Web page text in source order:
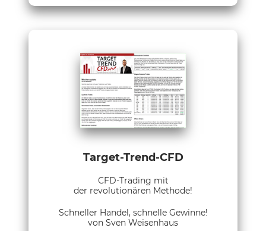
Target-Trend-CFD
CFD-Trading mit
der revolutionären Methode!
Schneller Handel, schnelle Gewinne!
von Sven Weisenhaus